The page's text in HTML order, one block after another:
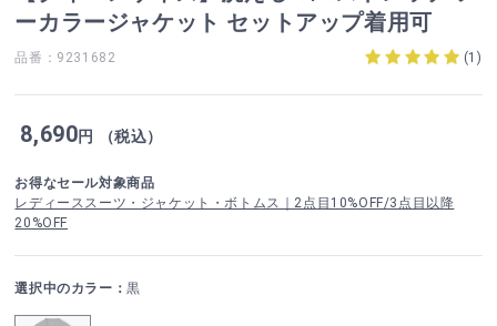
ーカラージャケット セットアップ着用可
品番：9231682 (1 )
8,690円 （税込）
お得なセール対象商品
レディーススーツ・ジャケット・ボトムス｜2点目10%OFF/3点目以降
20%OFF
選択中のカラー：黒